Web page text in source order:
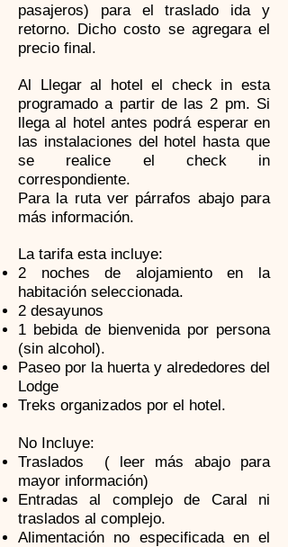
pasajeros) para el traslado ida y
retorno. Dicho costo se agregara el
precio final.
Al Llegar al hotel el check in esta
programado a partir de las 2 pm. Si
llega al hotel antes podrá esperar en
las instalaciones del hotel hasta que
se realice el check in
correspondiente.
Para la ruta ver párrafos abajo para
más información.
La tarifa esta incluye:
2 noches de alojamiento en la
habitación seleccionada.
2 desayunos
1 bebida de bienvenida por persona
(sin alcohol).
Paseo por la huerta y alrededores del
Lodge
Treks organizados por el hotel.
No Incluye:
Traslados ( leer más abajo para
mayor información)
Entradas al complejo de Caral ni
traslados al complejo.
Alimentación no especificada en el